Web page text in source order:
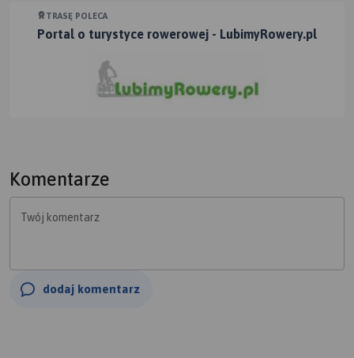
TRASĘ POLECA
Portal o turystyce rowerowej - LubimyRowery.pl
Komentarze
Twój komentarz
dodaj komentarz